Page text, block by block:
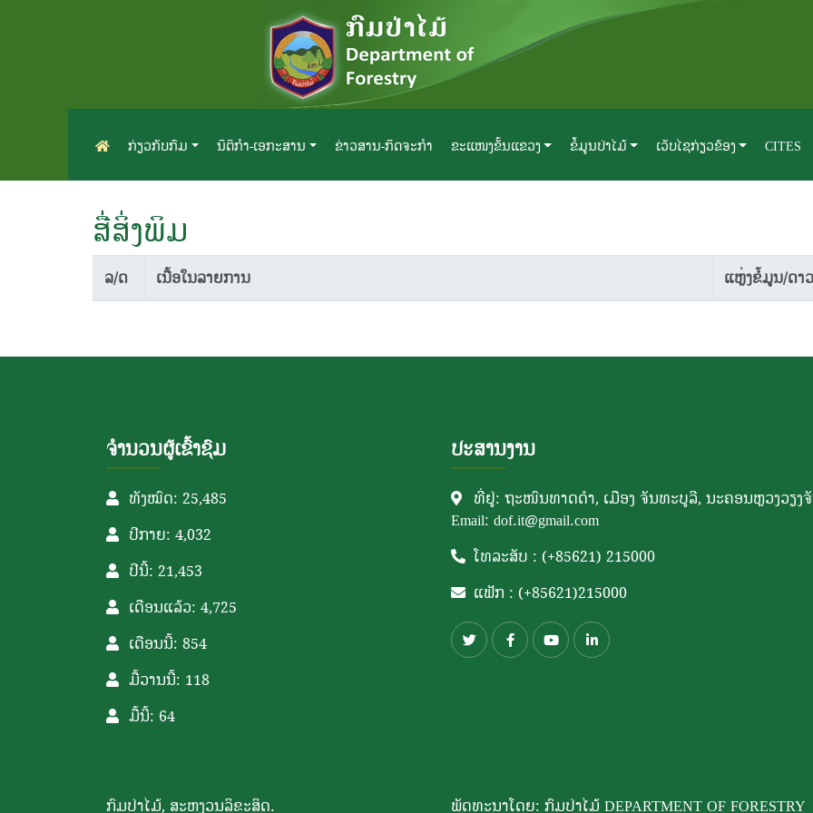
ກ່ຽວກັບກົມ ນິຕິກຳ-ເອກະສານ ຂ່າວສານ-ກິດຈະກຳ ຂະແໜງຂັ້ນແຂວງ ຂໍ້ມູນປ່າໄມ້ ເວັບໄຊກ່ຽວຂ້ອງ CITES
ສື່ສິ່ງພິມ
ລ/ດ ເນື້ອໃນລາຍການ ແຫຼ່ງຂໍ້ມູນ/ດາ
ຈຳນວນຜູ້ເຂົ້າຊົມ
ທັງໝົດ: 25,485
ປີກາຍ: 4,032
ປີນີ້: 21,453
ເດືອນແລ້ວ: 4,725
ເດືອນນີ້: 854
ມື້ວານນີ້: 118
ມື້ນີ້: 64
ປະສານງານ
ທີ່ຢູ່: ຖະໜົນທາດດຳ, ເມືອງ ຈັນທະບູລີ, ນະຄອນຫຼວງວຽງ
Email: dof.it@gmail.com
ໂທລະສັບ : (+85621) 215000
ແຟັກ : (+85621)215000
ກົມປ່າໄມ້, ສະຫງວນລິຂະສິດ. ພັດທະນາໂດຍ: ກົມປ່າໄມ້ DEPARTMENT OF FORESTRY